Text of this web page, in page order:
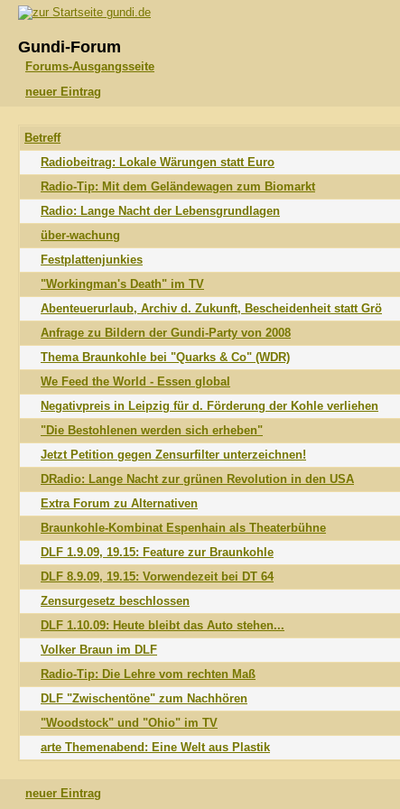
gundi.de
Gundi-Forum
Forums-Ausgangsseite
neuer Eintrag
Betreff
Radiobeitrag: Lokale Wärungen statt Euro
Radio-Tip: Mit dem Geländewagen zum Biomarkt
Radio: Lange Nacht der Lebensgrundlagen
über-wachung
Festplattenjunkies
"Workingman's Death" im TV
Abenteuerurlaub, Archiv d. Zukunft, Bescheidenheit statt Grö
Anfrage zu Bildern der Gundi-Party von 2008
Thema Braunkohle bei "Quarks & Co" (WDR)
We Feed the World - Essen global
Negativpreis in Leipzig für d. Förderung der Kohle verliehen
"Die Bestohlenen werden sich erheben"
Jetzt Petition gegen Zensurfilter unterzeichnen!
DRadio: Lange Nacht zur grünen Revolution in den USA
Extra Forum zu Alternativen
Braunkohle-Kombinat Espenhain als Theaterbühne
DLF 1.9.09, 19.15: Feature zur Braunkohle
DLF 8.9.09, 19.15: Vorwendezeit bei DT 64
Zensurgesetz beschlossen
DLF 1.10.09: Heute bleibt das Auto stehen...
Volker Braun im DLF
Radio-Tip: Die Lehre vom rechten Maß
DLF "Zwischentöne" zum Nachhören
"Woodstock" und "Ohio" im TV
arte Themenabend: Eine Welt aus Plastik
neuer Eintrag